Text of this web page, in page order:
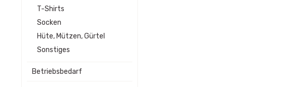
T-Shirts
Socken
Hüte, Mützen, Gürtel
Sonstiges
Betriebsbedarf